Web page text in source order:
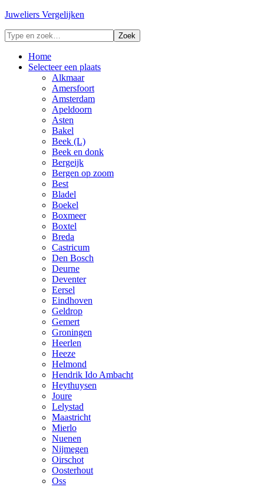
Juweliers Vergelijken
Home
Selecteer een plaats
Alkmaar
Amersfoort
Amsterdam
Apeldoorn
Asten
Bakel
Beek (L)
Beek en donk
Bergeijk
Bergen op zoom
Best
Bladel
Boekel
Boxmeer
Boxtel
Breda
Castricum
Den Bosch
Deurne
Deventer
Eersel
Eindhoven
Geldrop
Gemert
Groningen
Heerlen
Heeze
Helmond
Hendrik Ido Ambacht
Heythuysen
Joure
Lelystad
Maastricht
Mierlo
Nuenen
Nijmegen
Oirschot
Oosterhout
Oss